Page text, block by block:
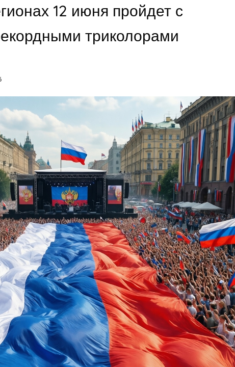
12 июня пройдет с
триколорами